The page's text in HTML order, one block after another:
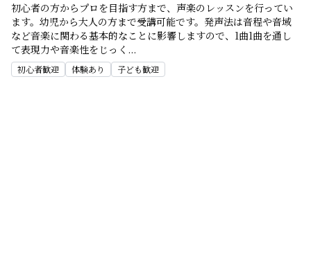
初心者の方からプロを目指す方まで、声楽のレッスンを行ってい
ます。幼児から大人の方まで受講可能です。発声法は音程や音域
など音楽に関わる基本的なことに影響しますので、1曲1曲を通し
て表現力や音楽性をじっく ...
初心者歓迎 体験あり 子ども歓迎